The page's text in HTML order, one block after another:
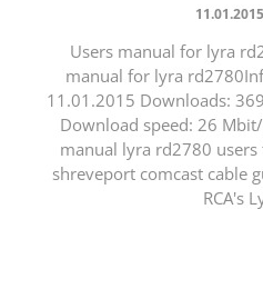
Users manual for lyra
manual for lyra
11.01.2015 Downloads:
Download speed: 26
manual lyra rd2780
shreveport comcast cable
RCA's